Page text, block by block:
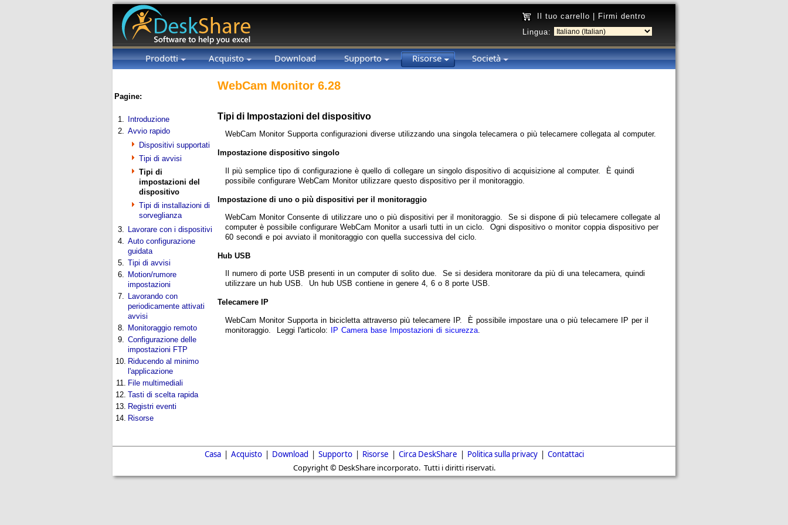
Il tuo carrello
Firmi dentro
Lingua:
Prodotti Acquisto Download Supporto Risorse Società
Pagine:
1.
Introduzione
2. Avvio rapido
Dispositivi supportati
Tipi di avvisi
Tipi di
impostazioni del
dispositivo
Tipi di installazioni di
sorveglianza
3. Lavorare con i dispositivi
4. Auto configurazione
guidata
5. Tipi di avvisi
6. Motion/rumore
impostazioni
7. Lavorando con
periodicamente attivati
avvisi
8. Monitoraggio remoto
9. Configurazione delle
impostazioni FTP
10. Riducendo al minimo
l'applicazione
11. File multimediali
12. Tasti di scelta rapida
13. Registri eventi
14. Risorse
WebCam Monitor 6.28
Tipi di Impostazioni del dispositivo
WebCam Monitor Supporta configurazioni diverse utilizzando una singola telecamera o più telecamere collegata al computer.
Impostazione dispositivo singolo
Il più semplice tipo di configurazione è quello di collegare un singolo dispositivo di acquisizione al computer. È quindi
possibile configurare WebCam Monitor utilizzare questo dispositivo per il monitoraggio.
Impostazione di uno o più dispositivi per il monitoraggio
WebCam Monitor Consente di utilizzare uno o più dispositivi per il monitoraggio. Se si dispone di più telecamere collegate al
computer è possibile configurare WebCam Monitor a usarli tutti in un ciclo. Ogni dispositivo o monitor coppia dispositivo per
60 secondi e poi avviato il monitoraggio con quella successiva del ciclo.
Hub USB
Il numero di porte USB presenti in un computer di solito due. Se si desidera monitorare da più di una telecamera, quindi
utilizzare un hub USB. Un hub USB contiene in genere 4, 6 o 8 porte USB.
Telecamere IP
WebCam Monitor Supporta in bicicletta attraverso più telecamere IP. È possibile impostare una o più telecamere IP per il
monitoraggio. Leggi l'articolo: IP Camera base Impostazioni di sicurezza
Casa | Acquisto | Download | Supporto | Risorse | Circa DeskShare | Politica sulla privacy | Contattaci
Copyright © DeskShare incorporato. Tutti i diritti riservati.